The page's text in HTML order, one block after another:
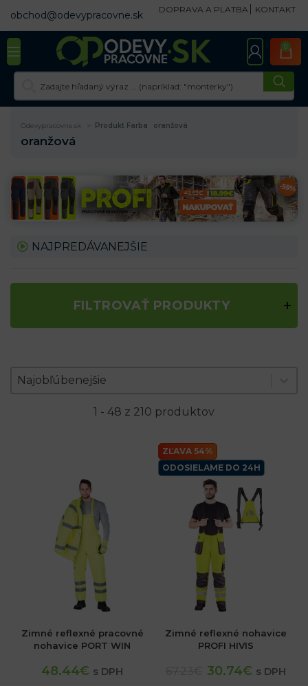
obchod@odevypracovne.sk DOPRAVA A PLATBA KONTAKT
0
Odevypracovne.sk Produkt Farba oranžová
oranžová
NAJPREDÁVANEJŠIE
FILTROVAŤ PRODUKTY
Zoradenie produktov
Sort content
Najobľúbenejšie
Sort content
1 - 48 z 210 produktov
Zimné reflexné pracovné
nohavice PORT WIN
48.44€ s DPH
ZĽAVA 54%
ODOSIELAME DO 24H
Zimné reflexné nohavice
PROFI HIVIS
30.74€ s DPH